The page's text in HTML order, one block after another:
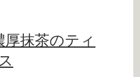
抹茶のティ